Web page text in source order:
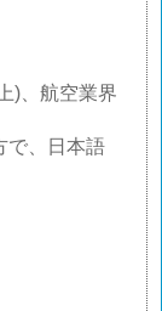
)、航空業界
で、日本語